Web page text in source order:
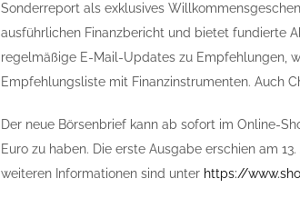
Sonderreport als exklusives
ausführlichen Finanzbericht und bietet fundierte
regelmäßige E-Mail-Updates zu Empfehlungen,
Empfehlungsliste mit Finanzinstrumenten. Auch
Der neue Börsenbrief kann ab sofort im Online-
Euro zu haben. Die erste Ausgabe erschien am
weiteren Informationen sind unter https://